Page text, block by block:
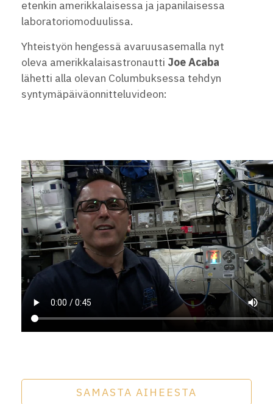
etenkin amerikkalaisessa ja japanilaisessa
laboratoriomoduulissa.
Yhteistyön hengessä avaruusasemalla nyt
oleva amerikkalaisastronautti Joe Acaba
lähetti alla olevan Columbuksessa tehdyn
syntymäpäiväonnitteluvideon:
SAMASTA AIHEESTA